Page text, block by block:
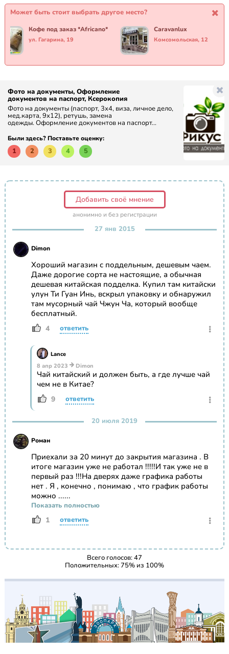
Может быть стоит выбрать другое место?
Кофе под заказ *Africano*
ул. Гагарина, 19
Caravanlux
Комсомольская, 12
Фото на документы, Оформление
документов на паспорт, Ксерокопия
Фото на документы (паспорт, 3х4, виза, личное дело,
мед.карта, 9х12), ретушь, замена
одежды. Оформление документов на паспорт...
Были здесь? Поставьте оценку:
1 2 3 4 5
Добавить своё мнение
анонимно и без регистрации
27 янв 2015
Dimon
Хороший магазин с поддельным, дешевым чаем.
Даже дорогие сорта не настоящие, а обычная
дешевая китайская подделка. Купил там китайски
улун Ти Гуан Инь, вскрыл упаковку и обнаружил
там мусорный чай Чжун Ча, который вообще
бесплатный.
4 ответить
Lance
8 апр 2023
Dimon
Чай китайский и должен быть, а где лучше чай
чем не в Китае?
9 ответить
20 июля 2019
Роман
Приехали за 20 минут до закрытия магазина . В
итоге магазин уже не работал !!!!!И так уже не в
первый раз !!!На дверях даже графика работы
нет . Я , конечно , понимаю , что график работы
можно ......
Показать полностью
1 ответить
Всего голосов:47
Положительных:75% из 100%